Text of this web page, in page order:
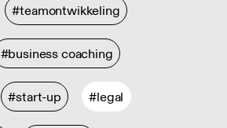
#teamontwikkeling
#business coaching
#start-up #legal